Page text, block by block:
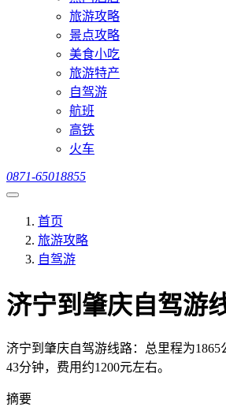
旅游攻略
景点攻略
美食小吃
旅游特产
自驾游
航班
高铁
火车
0871-65018855
首页
旅游攻略
自驾游
济宁到肇庆自驾游
济宁到肇庆自驾游线路：总里程为1865
43分钟，费用约1200元左右。
摘要